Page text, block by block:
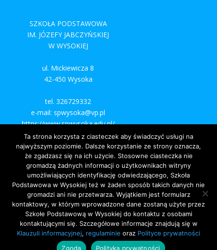
SZKOŁA PODSTAWOWA
IM. JÓZEFY JABCZYŃSKIEJ
W WYSOKIEJ
ul. Mickiewicza 8
42-450 Wysoka
tel. 326729332
e-mail: spwysoka@vp.pl
https://www.spwysoka.edu.pl/
Ta strona korzysta z ciasteczek aby świadczyć usługi na
najwyższym poziomie. Dalsze korzystanie ze strony oznacza,
że zgadzasz się na ich użycie. Stosowne ciasteczka nie
gromadzą żadnych informacji o użytkownikach witryny
umożliwiających identyfikację odwiedzającego, Szkoła
Podstawowa w Wysokiej też w żaden sposób takich danych nie
gromadzi ani nie przetwarza. Wyjątkiem jest formularz
kontaktowy, w którym wprowadzone dane zostaną użyte przez
Szkołe Podstawową w Wysokiej do kontaktu z osobami
kontaktującymi się. Szczegółowe informacje znajdują się w
Klauzuli informacyjnej, regulaminie oraz Polityce prywatności
Zgoda
Polityka prywatności